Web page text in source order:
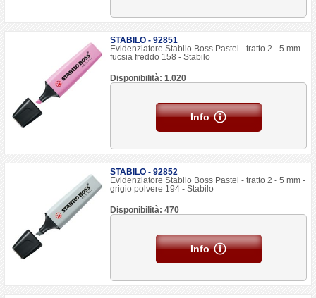
STABILO - 92851
Evidenziatore Stabilo Boss Pastel - tratto 2 - 5 mm -
fucsia freddo 158 - Stabilo
Disponibilità: 1.020
Info
STABILO - 92852
Evidenziatore Stabilo Boss Pastel - tratto 2 - 5 mm -
grigio polvere 194 - Stabilo
Disponibilità: 470
Info